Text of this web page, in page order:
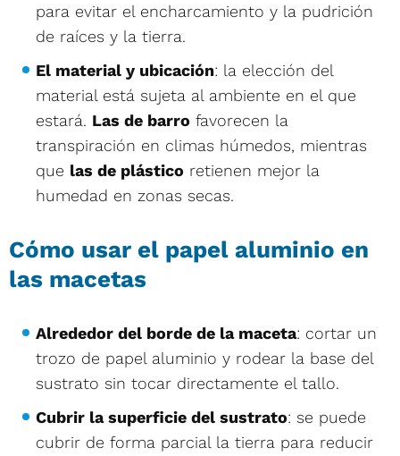
para evitar el encharcamiento y la pudrición
de raíces y la tierra.
El material y ubicación: la elección del
material está sujeta al ambiente en el que
estará. Las de barro favorecen la
transpiración en climas húmedos, mientras
que las de plástico retienen mejor la
humedad en zonas secas.
Cómo usar el papel aluminio en
las macetas
Alrededor del borde de la maceta: cortar un
trozo de papel aluminio y rodear la base del
sustrato sin tocar directamente el tallo.
Cubrir la superficie del sustrato: se puede
cubrir de forma parcial la tierra para reducir